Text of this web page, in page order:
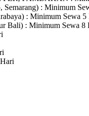
Semarang) : Minimum
: Minimum Sewa 5
Bali) : Minimum Sewa 8